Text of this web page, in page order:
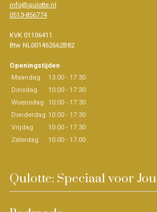
info@qulotte.nl
0513-856774
KVK 01106411
Btw NL001462662B82
Openingstijden
Maandag
13.00 - 17.30
Dinsdag
10:00 - 17:30
Woensdag 10:00 - 17:30
Donderdag 10:00 - 17:30
Vrijdag
10:00 - 17.30
Zaterdag
10.00 - 17.00
Qulotte: Speciaal voor Jou